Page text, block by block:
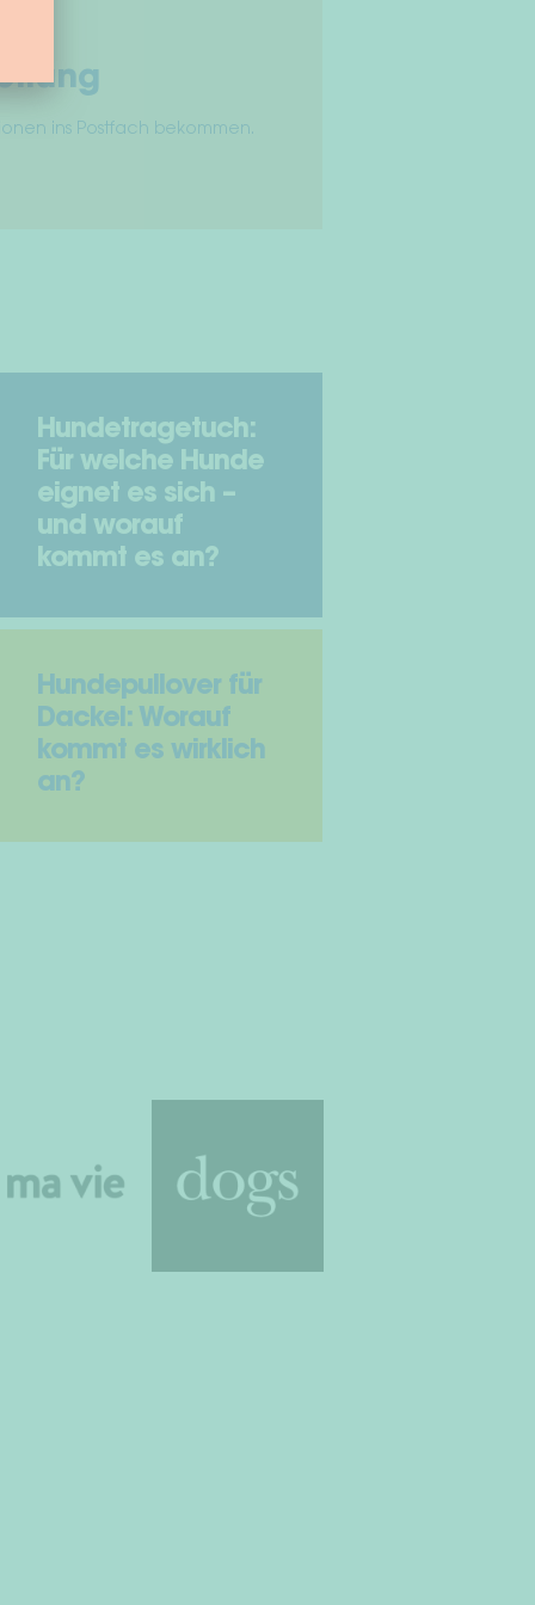
ins Postfach bekommen.
Hundetragetuch:
Für welche Hunde
eignet es sich –
und worauf
kommt es an?
Hundepullover für
Dackel: Worauf
kommt es wirklich
an?